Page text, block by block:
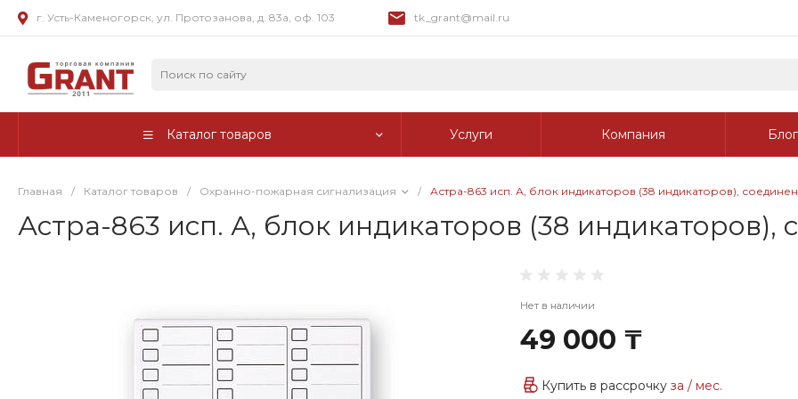
г. Усть-Каменогорск, ул. Протозанова, д. 83а, оф. 103 tk_grant@mail.ru
Каталог товаров Услуги Компания Блог
Главная / Каталог товаров / Охранно-пожарная сигнализация / Астра-863 исп. А, блок индикаторов (38 индикаторов),
Астра-863 исп. А, блок индикаторов (38 индикаторов),
Нет в наличии
49 000 ₸
Купить в рассрочкуза/ мес.